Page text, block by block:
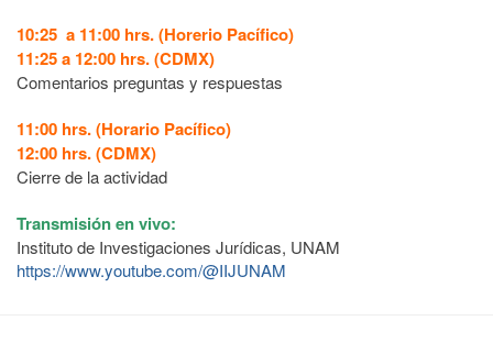
10:25 a 11:00 hrs. (Horerio Pacífico)
11:25 a 12:00 hrs. (CDMX)
Comentarios preguntas y respuestas
11:00 hrs. (Horario Pacífico)
12:00 hrs. (CDMX)
Cierre de la actividad
Transmisión en vivo:
Instituto de Investigaciones Jurídicas, UNAM
https://www.youtube.com/@IIJUNAM